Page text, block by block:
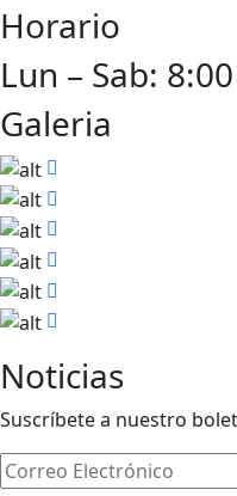
Horario
Lun – Sab:
Galeria
Noticias
Suscríbete a nuestro